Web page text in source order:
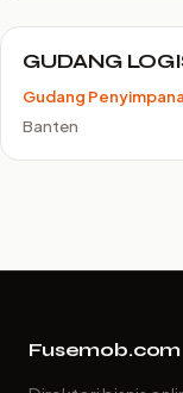
GUDANG
Gudang
Banten
Fusemob.com